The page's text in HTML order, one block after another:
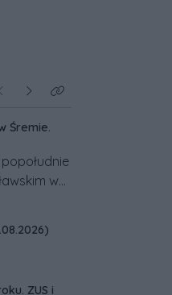
Poprzednie
NastępneKliknij aby zobaczyć
Śremie.
w
służb
ZUS i